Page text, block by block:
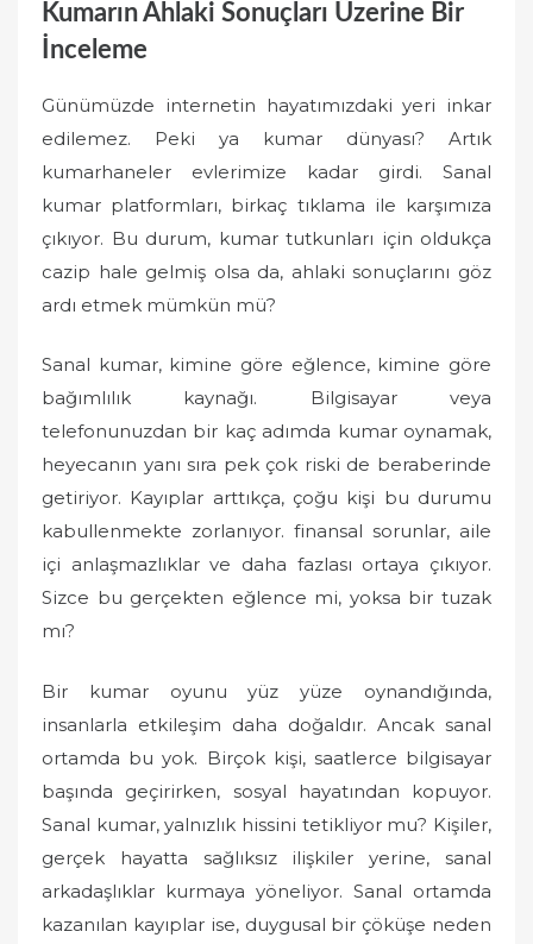
Kumarın Ahlaki Sonuçları Üzerine Bir
İnceleme
Günümüzde internetin hayatımızdaki yeri inkar
edilemez. Peki ya kumar dünyası? Artık
kumarhaneler evlerimize kadar girdi. Sanal
kumar platformları, birkaç tıklama ile karşımıza
çıkıyor. Bu durum, kumar tutkunları için oldukça
cazip hale gelmiş olsa da, ahlaki sonuçlarını göz
ardı etmek mümkün mü?
Sanal kumar, kimine göre eğlence, kimine göre
bağımlılık kaynağı. Bilgisayar veya
telefonunuzdan bir kaç adımda kumar oynamak,
heyecanın yanı sıra pek çok riski de beraberinde
getiriyor. Kayıplar arttıkça, çoğu kişi bu durumu
kabullenmekte zorlanıyor. finansal sorunlar, aile
içi anlaşmazlıklar ve daha fazlası ortaya çıkıyor.
Sizce bu gerçekten eğlence mi, yoksa bir tuzak
mı?
Bir kumar oyunu yüz yüze oynandığında,
insanlarla etkileşim daha doğaldır. Ancak sanal
ortamda bu yok. Birçok kişi, saatlerce bilgisayar
başında geçirirken, sosyal hayatından kopuyor.
Sanal kumar, yalnızlık hissini tetikliyor mu? Kişiler,
gerçek hayatta sağlıksız ilişkiler yerine, sanal
arkadaşlıklar kurmaya yöneliyor. Sanal ortamda
kazanılan kayıplar ise, duygusal bir çöküşe neden